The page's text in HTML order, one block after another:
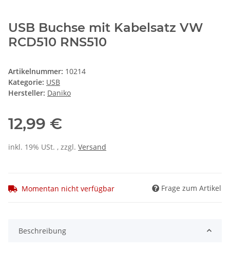
USB Buchse mit Kabelsatz VW
RCD510 RNS510
Artikelnummer: 10214
Kategorie: USB
Hersteller: Daniko
12,99 €
inkl. 19% USt. , zzgl. Versand
Momentan nicht verfügbar Frage zum Artikel
Beschreibung